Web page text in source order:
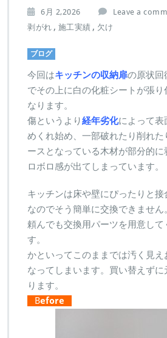
6月 2,2026 Leave a
剥がれ , 施工実績 , 欠け
ブログ
今回はキッチンの収納扉の原状回
でその上に白の化粧シートが張
なります。
傷というより経年劣化によって表
めくれ始め、一部破れたり削れ
ースとなっている木材が部分的
ロボロ感が出てしまっています。
キッチンは床や壁にぴったりと
なのでそう簡単に交換できませ
頼んでも交換用パーツを用意し
す。
かといってこのままでは汚く見え
なってしまいます。買い替えず
ります。
Before